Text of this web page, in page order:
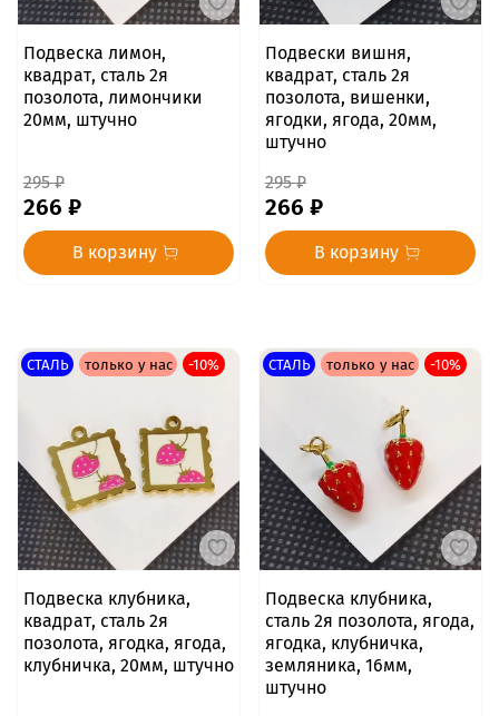
Подвеска лимон,
квадрат, сталь 2я
позолота, лимончики
20мм, штучно
295 ₽
266 ₽
В корзину
Подвески вишня,
квадрат, сталь 2я
позолота, вишенки,
ягодки, ягода, 20мм,
штучно
295 ₽
266 ₽
В корзину
СТАЛЬ только у нас -10%
Подвеска клубника,
квадрат, сталь 2я
позолота, ягодка, ягода,
клубничка, 20мм, штучно
СТАЛЬ только у нас -10%
Подвеска клубника,
сталь 2я позолота, ягода,
ягодка, клубничка,
земляника, 16мм,
штучно